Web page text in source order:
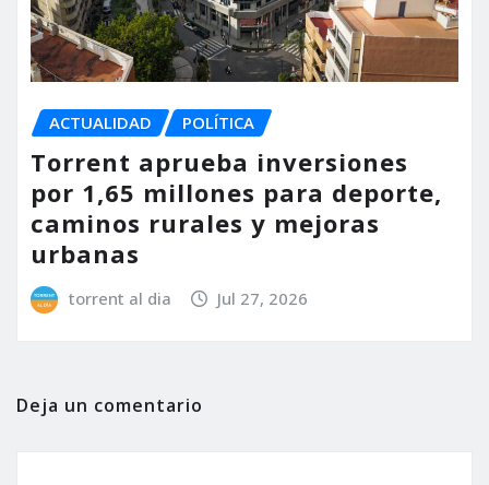
ACTUALIDAD POLÍTICA
Torrent aprueba inversiones
por 1,65 millones para deporte,
caminos rurales y mejoras
urbanas
torrent al dia Jul 27, 2026
Deja un comentario